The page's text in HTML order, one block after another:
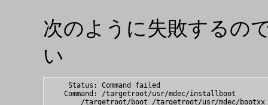
次のように失敗するの
い
     Status: Command failed
    Command: /targetroot/usr/mdec/installboot